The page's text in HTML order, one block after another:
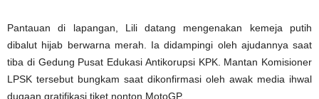
Pantauan di lapangan, Lili datang mengenakan kemeja putih
dibalut hijab berwarna merah. Ia didampingi oleh ajudannya saat
tiba di Gedung Pusat Edukasi Antikorupsi KPK. Mantan Komisioner
LPSK tersebut bungkam saat dikonfirmasi oleh awak media ihwal
dugaan gratifikasi tiket nonton MotoGP.